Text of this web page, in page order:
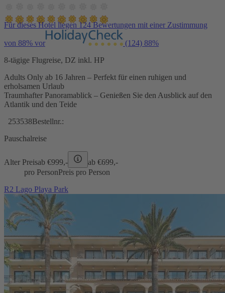
Für dieses Hotel liegen 124 Bewertungen mit einer Zustimmung
von 88% vor (124) 88%
8-tägige Flugreise, DZ inkl. HP
Adults Only ab 16 Jahren – Perfekt für einen ruhigen und
erholsamen Urlaub
Traumhafter Panoramablick – Genießen Sie den Ausblick auf den
Atlantik und den Teide
253538Bestellnr.:
Pauschalreise
Alter Preisab €999,- ab €699,-
pro PersonPreis pro Person
R2 Lago Playa Park